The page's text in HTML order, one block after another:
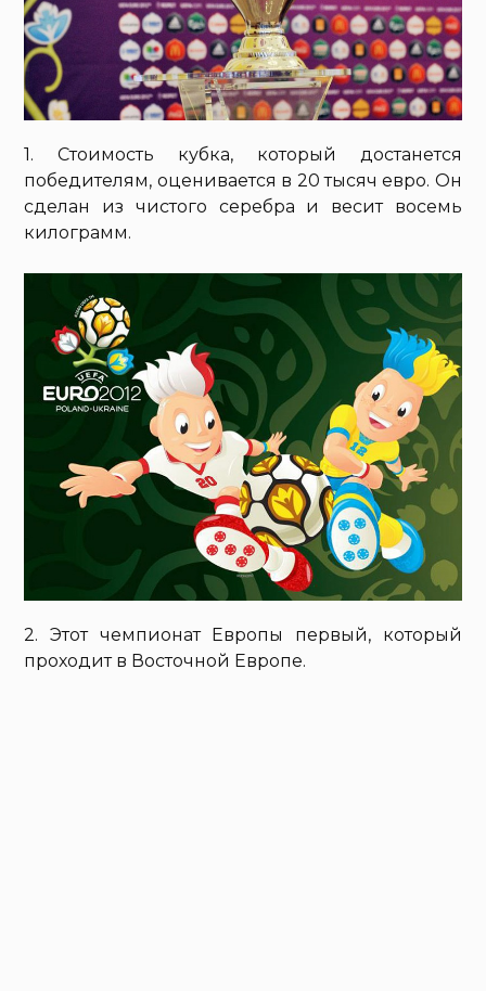
1. Стоимость кубка, который достанется
победителям, оценивается в 20 тысяч евро. Он
сделан из чистого серебра и весит восемь
килограмм.
2. Этот чемпионат Европы первый, который
проходит в Восточной Европе.